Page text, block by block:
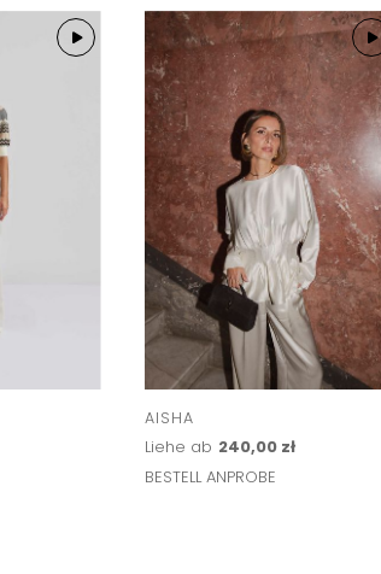
AISHA
Liehe ab 240,00 zł
BESTELL ANPROBE